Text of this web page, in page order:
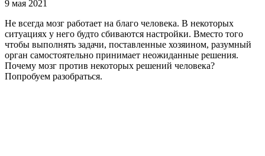
9 мая 2021
Не всегда мозг работает на благо человека. В некоторых
ситуациях у него будто сбиваются настройки. Вместо того
чтобы выполнять задачи, поставленные хозяином, разумный
орган самостоятельно принимает неожиданные решения.
Почему мозг против некоторых решений человека?
Попробуем разобраться.